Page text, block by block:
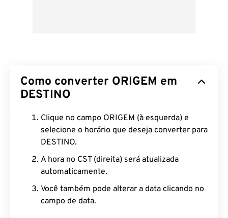
Como converter ORIGEM em
DESTINO
Clique no campo ORIGEM (à esquerda) e
selecione o horário que deseja converter para
DESTINO.
A hora no CST (direita) será atualizada
automaticamente.
Você também pode alterar a data clicando no
campo de data.